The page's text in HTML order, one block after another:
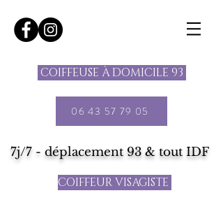
COIFFEUSE À DOMICILE 93
06 43 57 79 05
7j/7 - déplacement 93 & tout IDF
COIFFEUR VISAGISTE